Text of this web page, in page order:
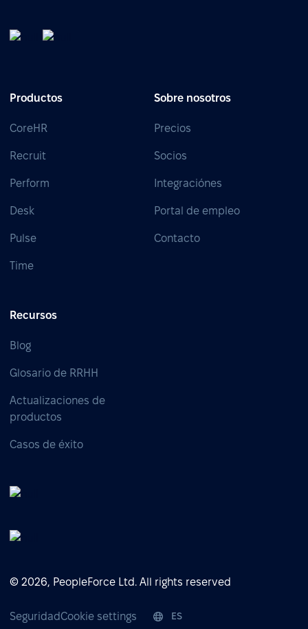
Productos
CoreHR
Recruit
Perform
Desk
Pulse
Time
Sobre nosotros
Precios
Socios
Integraciónes
Portal de empleo
Contacto
Recursos
Blog
Glosario de RRHH
Actualizaciones de
productos
Casos de éxito
© 2026, PeopleForce Ltd. All rights reserved
SeguridadCookie settings ES